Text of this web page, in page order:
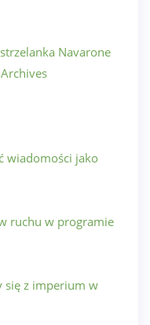
Navarone
wiadomości jako
ruchu w programie
się z imperium w